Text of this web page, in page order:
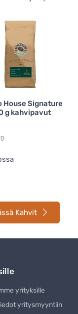
House Signature
g kahvipavut
Kahvit
yrityksille
yritysmyyntiin